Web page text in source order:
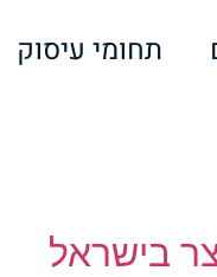
תחומי עיסוק
בישראל